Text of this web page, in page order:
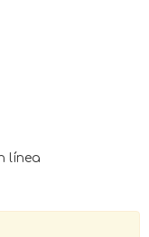
línea